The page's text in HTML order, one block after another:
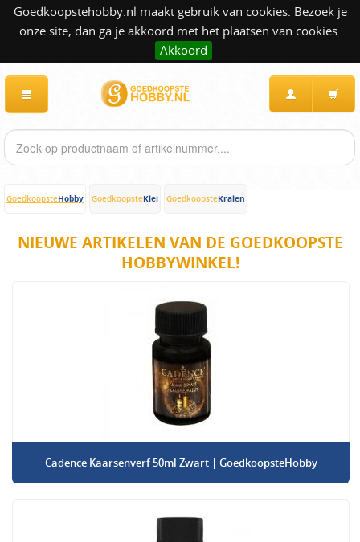
Goedkoopstehobby.nl maakt gebruik van cookies. Bezoek je
onze site, dan ga je akkoord met het plaatsen van cookies.
Akkoord
GoedkoopsteHobby GoedkoopsteKlei GoedkoopsteKralen
NIEUWE ARTIKELEN VAN DE GOEDKOOPSTE
HOBBYWINKEL!
Cadence Kaarsenverf 50ml Zwart | GoedkoopsteHobby